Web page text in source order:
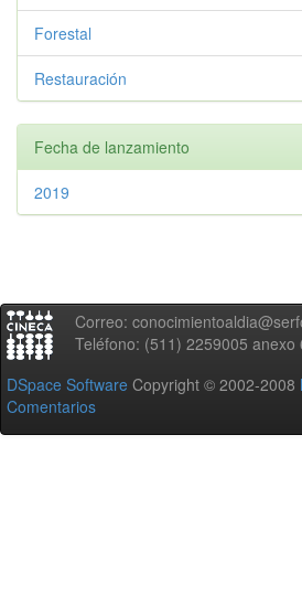
Forestal
Restauración
Fecha de lanzamiento
2019
Correo:
Teléfono: (511) 2259005 anexo
DSpace Software Copyright © 2002-2008
Comentarios